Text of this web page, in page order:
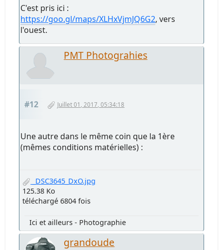
C'est pris ici :
https://goo.gl/maps/XLHxVjmJQ6G2, vers
l'ouest.
PMT Photograhies
#12 Juillet 01, 2017, 05:34:18
Une autre dans le même coin que la 1ère
(mêmes conditions matérielles) :
_DSC3645_DxO.jpg
125.38 Ko
téléchargé 6804 fois
Ici et ailleurs - Photographie
grandoude